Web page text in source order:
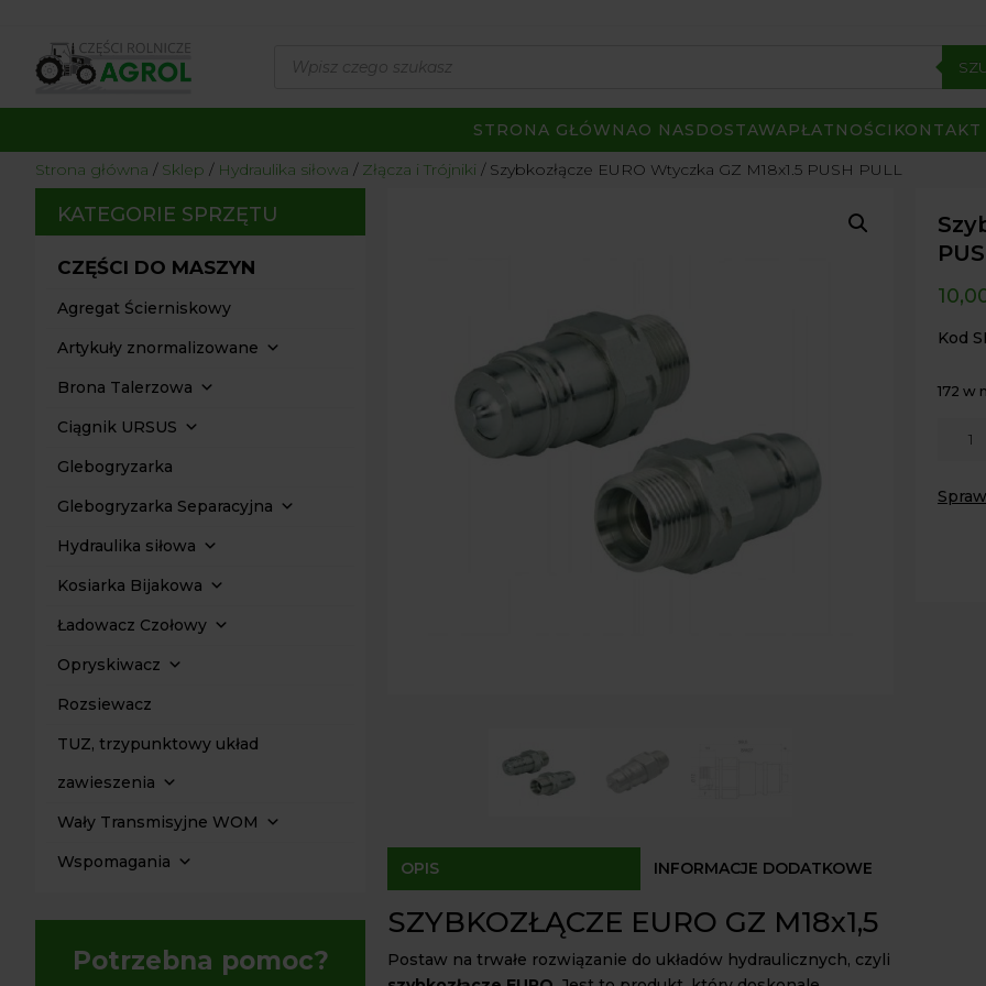
produktów
STRONA GŁÓWNAO NAS DOSTAWAPŁATNOŚCI KONTAKT
Strona główna / Sklep / Hydraulika siłowa / Złącza i Trójniki / Szybkozłącze EURO Wtyczka GZ M18x1.5 PUSH PULL
KATEGORIE SPRZĘTU
CZĘŚCI DO MASZYN
Agregat Ścierniskowy
Artykuły znormalizowane
Brona Talerzowa
Ciągnik URSUS
Glebogryzarka
Glebogryzarka Separacyjna
Hydraulika siłowa
Kosiarka Bijakowa
Ładowacz Czołowy
Opryskiwacz
Rozsiewacz
TUZ, trzypunktowy układ
zawieszenia
Wały Transmisyjne WOM
Wspomagania
Potrzebna pomoc?
OPIS INFORMACJE DODATKOWE
SZYBKOZŁĄCZE EURO GZ M18x1,5
Postaw na trwałe rozwiązanie do układów hydraulicznych, czyli
Kod
172 w